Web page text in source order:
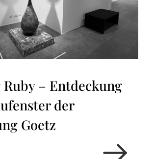
– Entdeckung
der
Goetz